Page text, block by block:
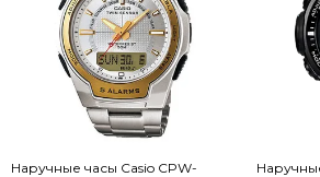
Наручные часы Casio CPW-